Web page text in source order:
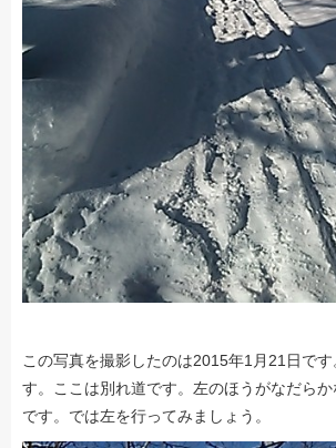
この写真を撮影したのは2015年1月21日で
す。ここは別れ道です。左のほうがなだら
です。では左を行ってみましょう。